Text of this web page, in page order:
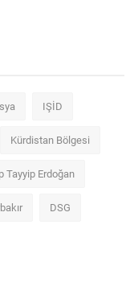
IŞİD
Kürdistan Bölgesi
Tayyip Erdoğan
DSG